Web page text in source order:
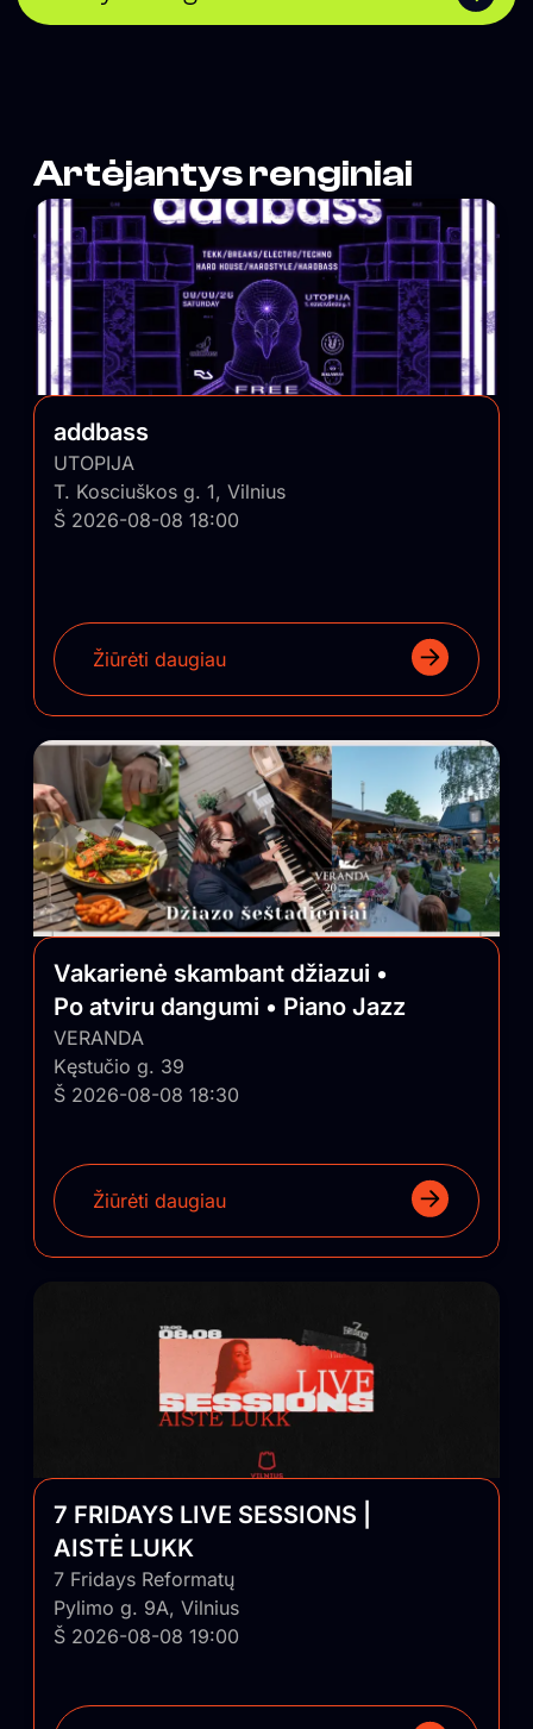
concerts to discussions and book launches.</span>
Artėjantys renginiai
addbass
UTOPIJA
T. Kosciuškos g. 1, Vilnius
Š 2026-08-08 18:00
Žiūrėti daugiau
Vakarienė skambant džiazui •
Po atviru dangumi • Piano Jazz
VERANDA
Kęstučio g. 39
Š 2026-08-08 18:30
Žiūrėti daugiau
7 FRIDAYS LIVE SESSIONS |
AISTĖ LUKK
7 Fridays Reformatų
Pylimo g. 9A, Vilnius
Š 2026-08-08 19:00